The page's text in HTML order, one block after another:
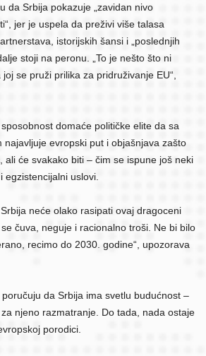
da Srbija pokazuje „zavidan nivo
jer je uspela da preživi više talasa
istorijskih šansi i „poslednjih
stoji na peronu. „To je nešto što ni
se pruži prilika za pridruživanje EU“,
domaće političke elite da sa
najavljuje evropski put i objašnjava zašto
ali će svakako biti – čim se ispune još neki
egzistencijalni uslovi.
neće olako rasipati ovaj dragoceni
čuva, neguje i racionalno troši. Ne bi bilo
recimo do 2030. godine“, upozorava
da Srbija ima svetlu budućnost –
njeno razmatranje. Do tada, nada ostaje
porodici.